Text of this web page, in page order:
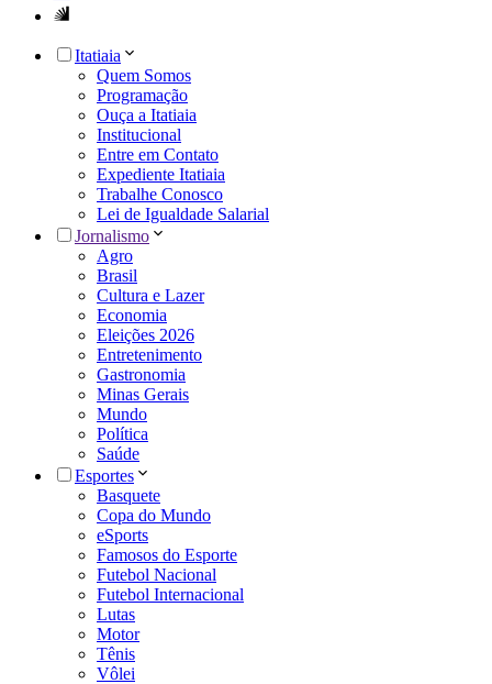
Itatiaia
Quem Somos
Programação
Ouça a Itatiaia
Institucional
Entre em Contato
Expediente Itatiaia
Trabalhe Conosco
Lei de Igualdade Salarial
Jornalismo
Agro
Brasil
Cultura e Lazer
Economia
Eleições 2026
Entretenimento
Gastronomia
Minas Gerais
Mundo
Política
Saúde
Esportes
Basquete
Copa do Mundo
eSports
Famosos do Esporte
Futebol Nacional
Futebol Internacional
Lutas
Motor
Tênis
Vôlei